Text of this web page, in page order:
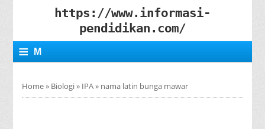
https://www.informasi-
pendidikan.com/
≡ M
Home» Biologi» IPA» nama latin bunga mawar